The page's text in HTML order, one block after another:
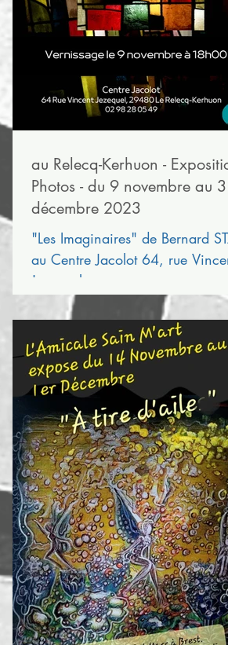
au Relecq-Kerhuon -
Photos - du 9 novembre au
décembre 2023
"Les Imaginaires" de Bernard
au Centre Jacolot 64, rue
Jezequel